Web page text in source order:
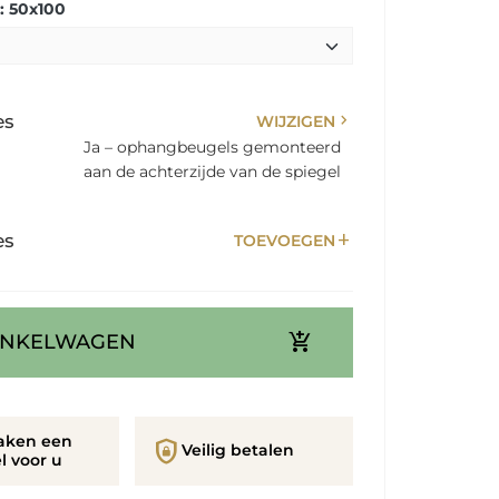
WIJZIGEN chevron_right
Ja – ophangbeugels gemonteerd
aan de achterzijde van de spiegel
TOEVOEGEN add
add_shopping_cart
een
voor u
shield_lock Veilig betalen